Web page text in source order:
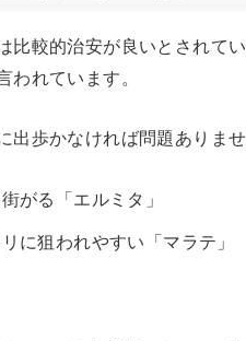
比較的治安が良いとされて
われています。
出歩かなければ問題ありま
がる「エルミタ」
に狙われやすい「マラテ」